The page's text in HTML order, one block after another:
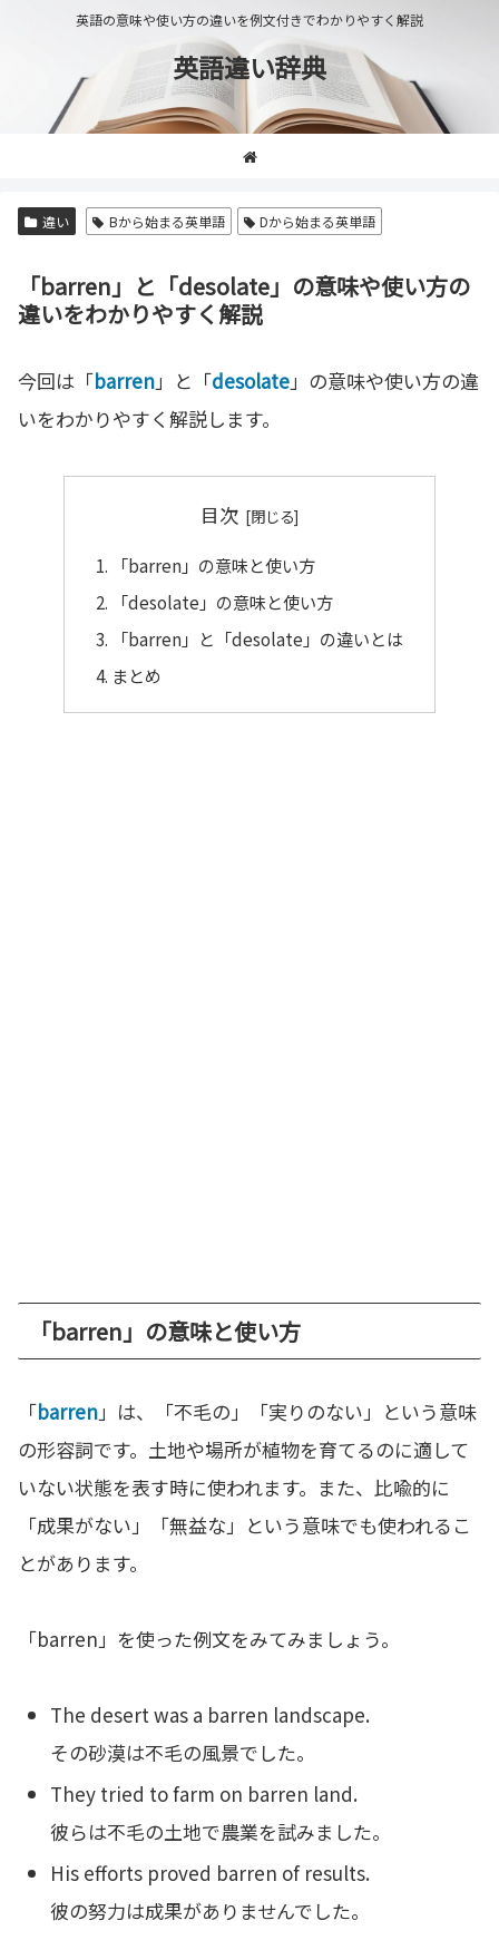
英語の意味や使い方の違いを例文付きでわかりやすく解説
英語違い辞典
違い Bから始まる英単語 Dから始まる英単語
「barren」と「desolate」の意味や使い方の
違いをわかりやすく解説
今回は「barren」と「desolate」の意味や使い方の違
いをわかりやすく解説します。
目次
「barren」の意味と使い方
「desolate」の意味と使い方
「barren」と「desolate」の違いとは
まとめ
「barren」の意味と使い方
「barren」は、「不毛の」「実りのない」という意味
の形容詞です。土地や場所が植物を育てるのに適して
いない状態を表す時に使われます。また、比喩的に
「成果がない」「無益な」という意味でも使われるこ
とがあります。
「barren」を使った例文をみてみましょう。
The desert was a barren landscape.
その砂漠は不毛の風景でした。
They tried to farm on barren land.
彼らは不毛の土地で農業を試みました。
His efforts proved barren of results.
彼の努力は成果がありませんでした。